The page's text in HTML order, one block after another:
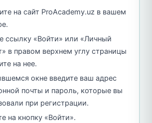
на сайт ProAcademy.uz в вашем
ссылку «Войти» или «Личный
в правом верхнем углу страницы
на нее.
окне введите ваш адрес
почты и пароль, которые вы
при регистрации.
на кнопку «Войти».